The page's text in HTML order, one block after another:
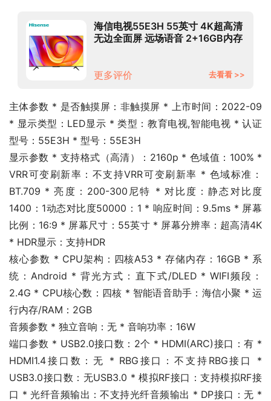
海信电视55E3H 55英寸 4K超高清
无边全面屏 远场语音 2+16GB内存
更多评价
去看看 >>
主体参数 * 是否触摸屏：非触摸屏 * 上市时间：2022-09
* 显示类型：LED显示 * 类型：教育电视,智能电视 * 认证
型号：55E3H * 型号：55E3H
显示参数 * 支持格式（高清）：2160p * 色域值：100% *
VRR可变刷新率：不支持VRR可变刷新率 * 色域标准：
BT.709 * 亮度：200-300尼特 * 对比度：静态对比度
1400：1动态对比度50000：1 * 响应时间：9.5ms * 屏幕
比例：16:9 * 屏幕尺寸：55英寸 * 屏幕分辨率：超高清4K
* HDR显示：支持HDR
核心参数 * CPU架构：四核A53 * 存储内存：16GB * 系
统：Android * 背光方式：直下式/DLED * WIFI频段：
2.4G * CPU核心数：四核 * 智能语音助手：海信小聚 * 运
行内存/RAM：2GB
音频参数 * 独立音响：无 * 音响功率：16W
端口参数 * USB2.0接口数：2个 * HDMI(ARC)接口：有 *
HDMI1.4接口数：无 * RBG接口：不支持RBG接口 *
USB3.0接口数：无USB3.0 * 模拟RF接口：支持模拟RF接
口 * 光纤音频输出：不支持光纤音频输出 * DP接口：无 *